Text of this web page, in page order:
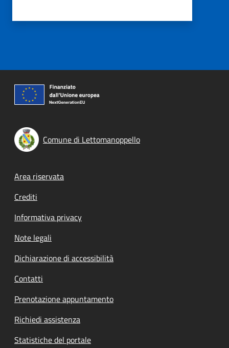
Comune di Lettomanoppello
Footer menu
Area riservata
Crediti
Informativa privacy
Note legali
Dichiarazione di accessibilità
Contatti
Prenotazione appuntamento
Richiedi assistenza
Statistiche del portale